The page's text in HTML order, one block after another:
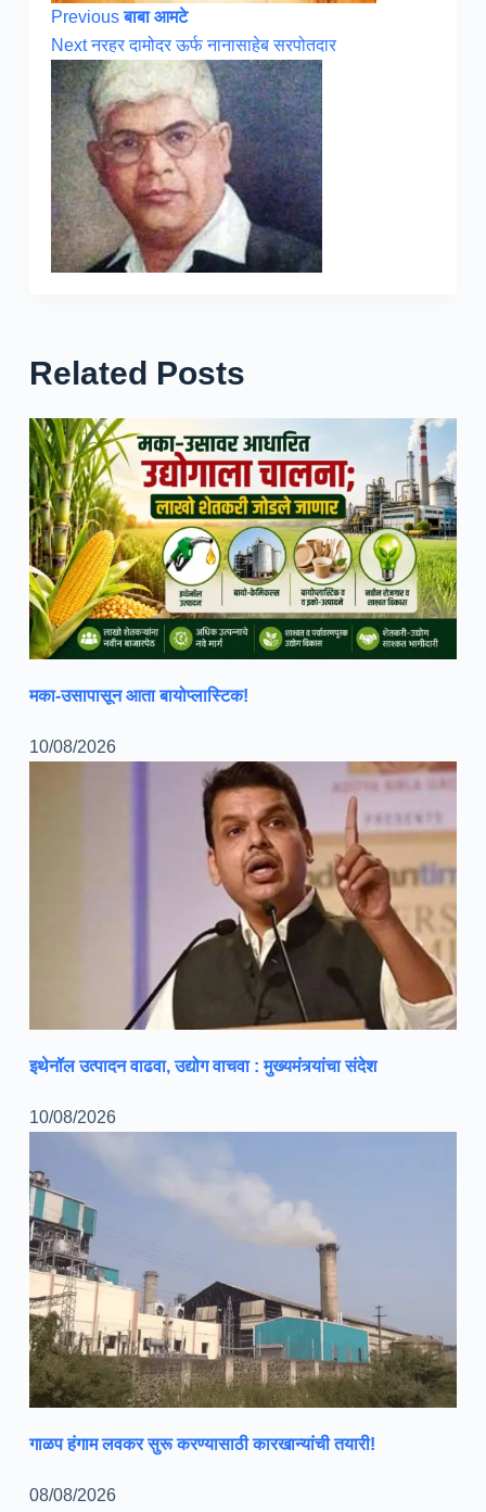
Previousबाबा आमटे
Nextनरहर दामोदर ऊर्फ नानासाहेब सरपोतदार
Related Posts
मका-उसापासून आता बायोप्लास्टिक!
10/08/2026
इथेनॉल उत्पादन वाढवा, उद्योग वाचवा : मुख्यमंत्र्यांचा संदेश
10/08/2026
गाळप हंगाम लवकर सुरू करण्यासाठी कारखान्यांची तयारी!
08/08/2026